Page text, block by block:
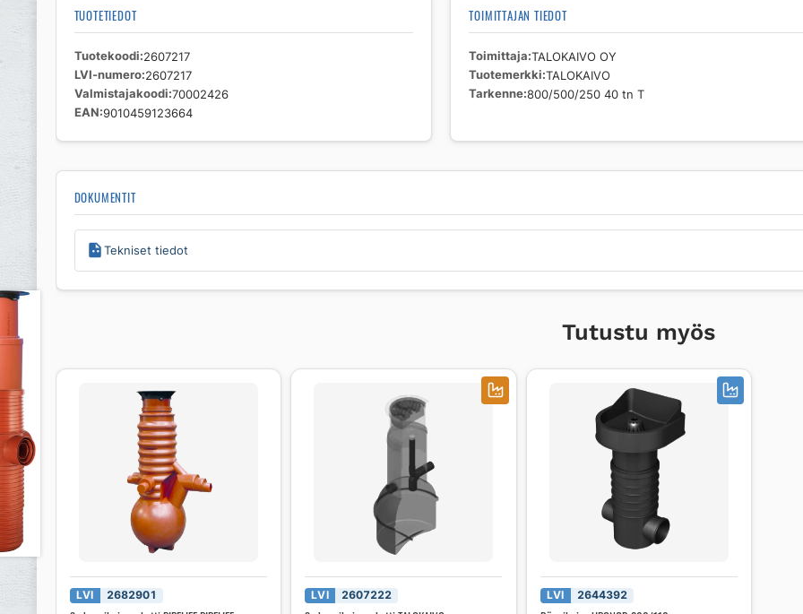
TUOTETIEDOT
Tuotekoodi 2607217
LVI-numero 2607217
Valmistajakoodi 70002426
EAN 9010459123664
TOIMITTAJAN TIEDOT
Toimittaja TALOKAIVO OY
Tuotemerkki TALOKAIVO
Tarkenne 800/500/250 40 tn T
DOKUMENTIT
Tekniset tiedot
Tutustu myös
LVI 2682901 LVI 2607222 LVI 2644392